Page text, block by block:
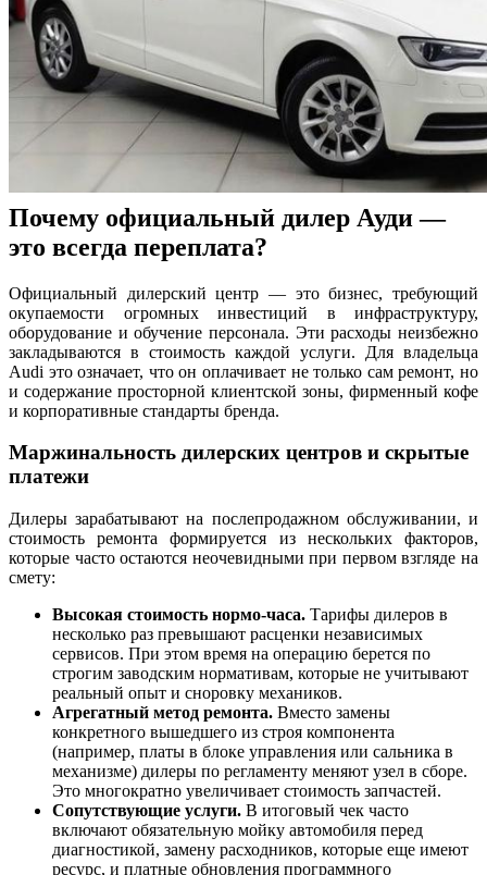
Почему официальный дилер Ауди —
это всегда переплата?
Официальный дилерский центр — это бизнес, требующий
окупаемости огромных инвестиций в инфраструктуру,
оборудование и обучение персонала. Эти расходы неизбежно
закладываются в стоимость каждой услуги. Для владельца
Audi это означает, что он оплачивает не только сам ремонт, но
и содержание просторной клиентской зоны, фирменный кофе
и корпоративные стандарты бренда.
Маржинальность дилерских центров и скрытые
платежи
Дилеры зарабатывают на послепродажном обслуживании, и
стоимость ремонта формируется из нескольких факторов,
которые часто остаются неочевидными при первом взгляде на
смету:
Высокая стоимость нормо-часа. Тарифы дилеров в
несколько раз превышают расценки независимых
сервисов. При этом время на операцию берется по
строгим заводским нормативам, которые не учитывают
реальный опыт и сноровку механиков.
Агрегатный метод ремонта. Вместо замены
конкретного вышедшего из строя компонента
(например, платы в блоке управления или сальника в
механизме) дилеры по регламенту меняют узел в сборе.
Это многократно увеличивает стоимость запчастей.
Сопутствующие услуги. В итоговый чек часто
включают обязательную мойку автомобиля перед
диагностикой, замену расходников, которые еще имеют
ресурс, и платные обновления программного